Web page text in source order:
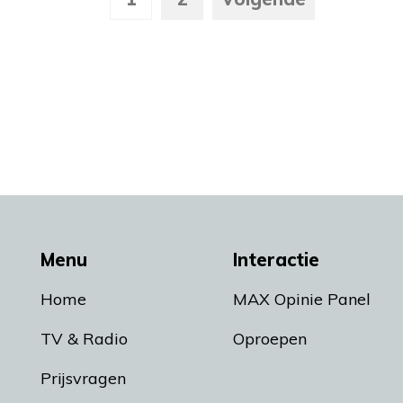
Menu
Home
TV & Radio
Prijsvragen
Interactie
MAX Opinie Panel
Oproepen